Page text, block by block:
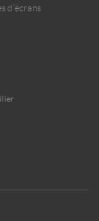
d'écrans